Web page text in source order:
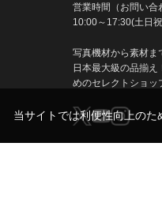
営業時間（お問い合
10:00～17:30(土日
写真機材から素材ま
日本最大級の品揃
めのセレクトショッ
当サイトでは利便性向上の